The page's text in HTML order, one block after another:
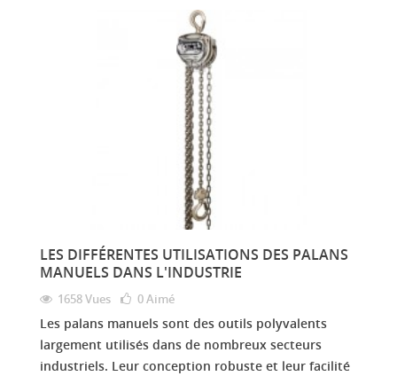
LES DIFFÉRENTES UTILISATIONS DES PALANS
MANUELS DANS L'INDUSTRIE
1658 Vues 0Aimé
Les palans manuels sont des outils polyvalents
largement utilisés dans de nombreux secteurs
industriels. Leur conception robuste et leur facilité